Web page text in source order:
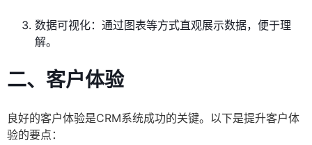
数据可视化：通过图表等方式直观展示数据，便于理
解。
二、客户体验
良好的客户体验是CRM系统成功的关键。以下是提升客户体
验的要点：